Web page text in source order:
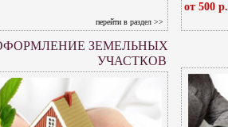
перейти в раздел >>
от 500 р.
ЗЕМЕЛЬНЫХ
УЧАСТКОВ